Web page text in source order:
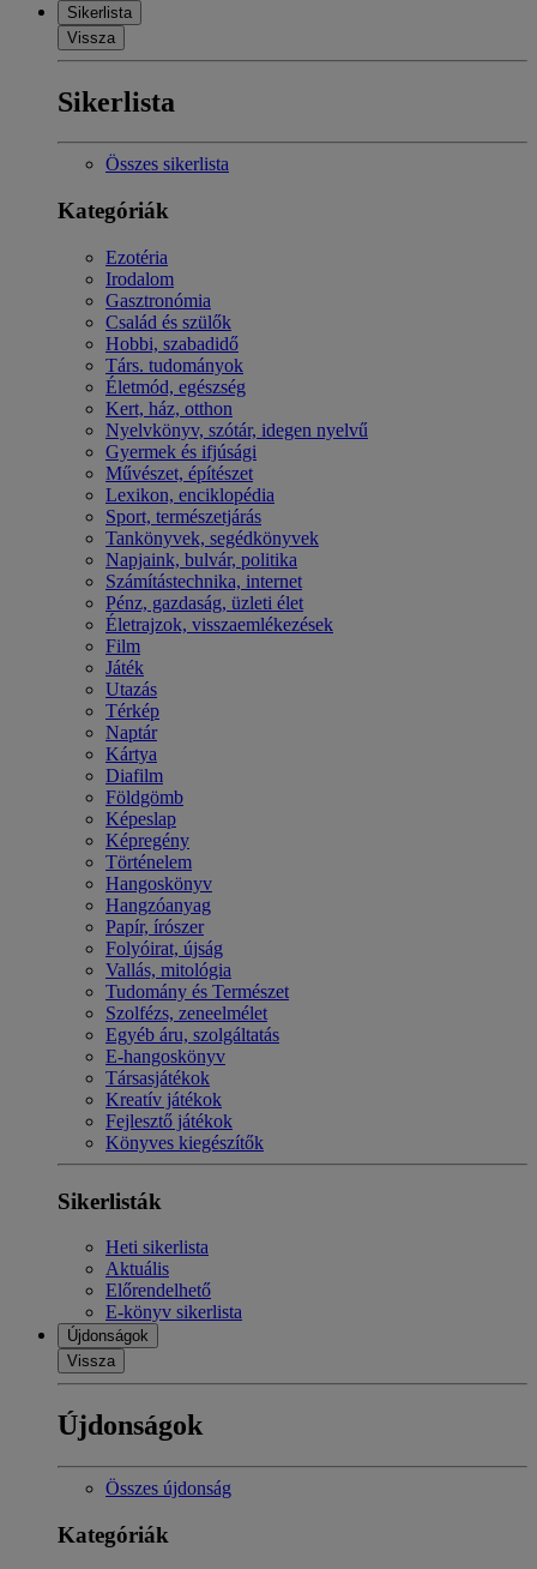
Sikerlista
Vissza
Sikerlista
Összes sikerlista
Kategóriák
Ezotéria
Irodalom
Gasztronómia
Család és szülők
Hobbi, szabadidő
Társ. tudományok
Életmód, egészség
Kert, ház, otthon
Nyelvkönyv, szótár, idegen nyelvű
Gyermek és ifjúsági
Művészet, építészet
Lexikon, enciklopédia
Sport, természetjárás
Tankönyvek, segédkönyvek
Napjaink, bulvár, politika
Számítástechnika, internet
Pénz, gazdaság, üzleti élet
Életrajzok, visszaemlékezések
Film
Játék
Utazás
Térkép
Naptár
Kártya
Diafilm
Földgömb
Képeslap
Képregény
Történelem
Hangoskönyv
Hangzóanyag
Papír, írószer
Folyóirat, újság
Vallás, mitológia
Tudomány és Természet
Szolfézs, zeneelmélet
Egyéb áru, szolgáltatás
E-hangoskönyv
Társasjátékok
Kreatív játékok
Fejlesztő játékok
Könyves kiegészítők
Sikerlisták
Heti sikerlista
Aktuális
Előrendelhető
E-könyv sikerlista
Újdonságok
Vissza
Újdonságok
Összes újdonság
Kategóriák